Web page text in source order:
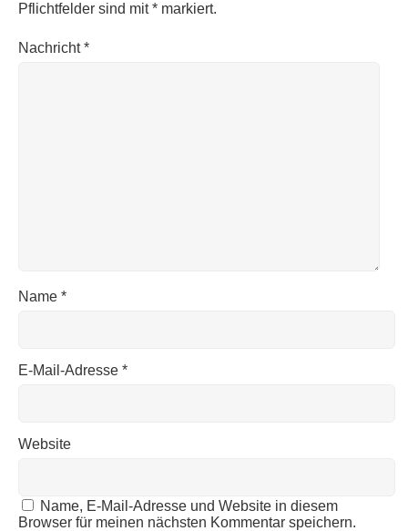
Pflichtfelder sind mit* markiert.
Nachricht*
Name *
E-Mail-Adresse *
Website
Name, E-Mail-Adresse und Website in diesem
Browser für meinen nächsten Kommentar speichern.